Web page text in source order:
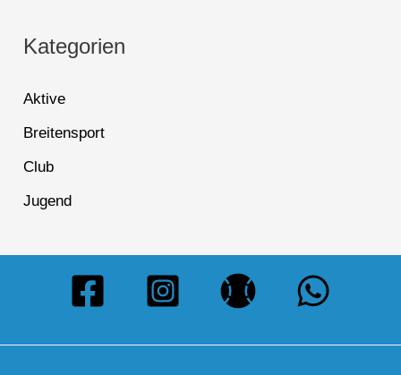
Kategorien
Aktive
Breitensport
Club
Jugend